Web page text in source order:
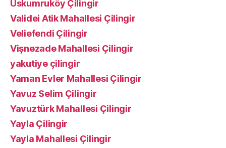
Uskumruköy Çilingir
Validei Atik Mahallesi Çilingir
Veliefendi Çilingir
Vişnezade Mahallesi Çilingir
yakutiye çilingir
Yaman Evler Mahallesi Çilingir
Yavuz Selim Çilingir
Yavuztürk Mahallesi Çilingir
Yayla Çilingir
Yayla Mahallesi Çilingir